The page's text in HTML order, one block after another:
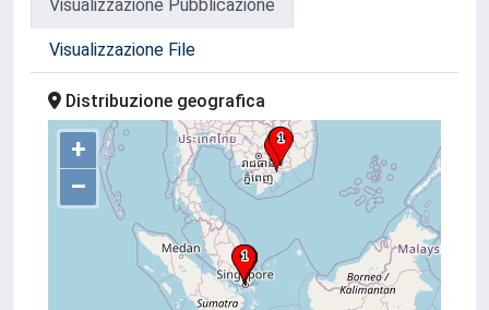
Visualizzazione Pubblicazione
Visualizzazione File
Distribuzione geografica
+
–